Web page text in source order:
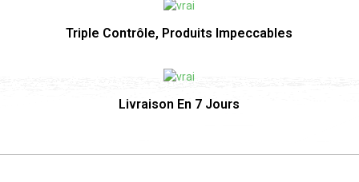
Triple Contrôle, Produits Impeccables
Livraison En 7 Jours